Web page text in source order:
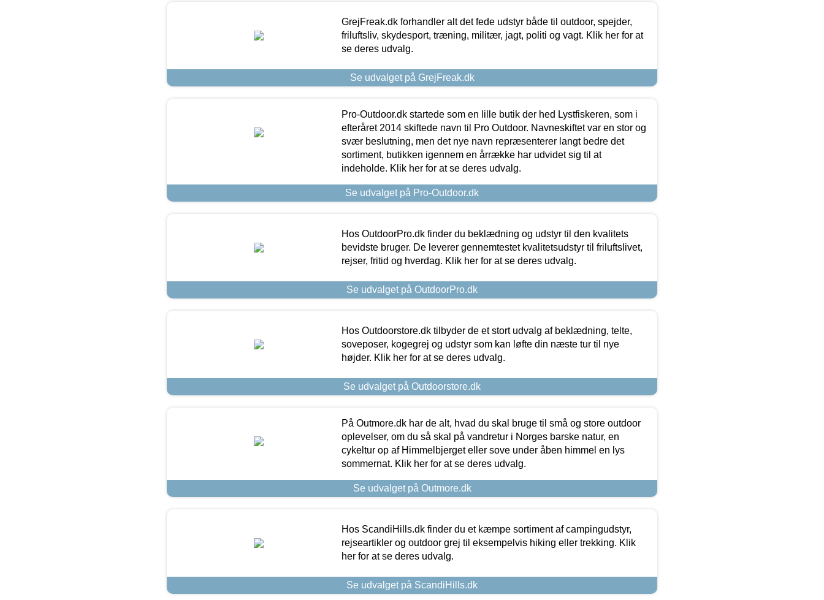
GrejFreak.dk forhandler alt det fede udstyr både til outdoor, spejder,
friluftsliv, skydesport, træning, militær, jagt, politi og vagt. Klik her for at
se deres udvalg.
Se udvalget på GrejFreak.dk
Pro-Outdoor.dk startede som en lille butik der hed Lystfiskeren, som i
efteråret 2014 skiftede navn til Pro Outdoor. Navneskiftet var en stor og
svær beslutning, men det nye navn repræsenterer langt bedre det
sortiment, butikken igennem en årrække har udvidet sig til at
indeholde. Klik her for at se deres udvalg.
Se udvalget på Pro-Outdoor.dk
Hos OutdoorPro.dk finder du beklædning og udstyr til den kvalitets
bevidste bruger. De leverer gennemtestet kvalitetsudstyr til friluftslivet,
rejser, fritid og hverdag. Klik her for at se deres udvalg.
Se udvalget på OutdoorPro.dk
Hos Outdoorstore.dk tilbyder de et stort udvalg af beklædning, telte,
soveposer, kogegrej og udstyr som kan løfte din næste tur til nye
højder. Klik her for at se deres udvalg.
Se udvalget på Outdoorstore.dk
På Outmore.dk har de alt, hvad du skal bruge til små og store outdoor
oplevelser, om du så skal på vandretur i Norges barske natur, en
cykeltur op af Himmelbjerget eller sove under åben himmel en lys
sommernat. Klik her for at se deres udvalg.
Se udvalget på Outmore.dk
Hos ScandiHills.dk finder du et kæmpe sortiment af campingudstyr,
rejseartikler og outdoor grej til eksempelvis hiking eller trekking. Klik
her for at se deres udvalg.
Se udvalget på ScandiHills.dk